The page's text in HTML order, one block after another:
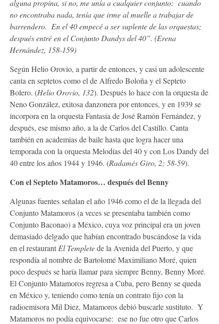
alguna propina, si no, me unía a cualquier conjunto: cuando
no encontraba nada, tenía que irme al muelle a trabajar de
barrendero. En el 40 empecé a ser suplente de las orquestas;
después entré en el Conjunto Dandys del 40”. (Erena
Hernández, 158-159)
Según Helio Orovio, a partir de entonces, y casi un adolescente
canta en septetos como el de Alfredo Boloña y el Septeto
Bolero. (Helio Orovio, 132). Después lo hace con la orquesta de
Neno González, exitosa danzonera por entonces, y en 1939 se
incorpora en la orquesta Fantasía de José Ramón Fernández, y
después, ese mismo año, a la de Carlos del Castillo. Canta
también en academias de baile hasta que logra hacer una
temporada con la orquesta Melodías del 40 y con Los Dandy del
40 entre los años 1944 y 1946. (Radamés Giro, 2; 58-59).
Con el Septeto Matamoros… después del Benny
Algunas fuentes señalan el año 1946 como el de la llegada del
Conjunto Matamoros (a veces se presentaba también como
Conjunto Baconao) a México, cuya voz principal era un joven
demasiado delgado que habían encontrado buscándose la vida
en el restaurantEl Templetede la Avenida del Puerto, y que
respondía al nombre de Bartolomé Maximiliano Moré, quien
poco después se haría llamar para siempre Benny, Benny Moré.
El Conjunto Matamoros regresa a Cuba, pero Benny se queda
en México y, teniendo como tenía un contrato fijo con la
radioemisora Mil Diez, Matamoros debió buscarle sustituto. Y
Matamoros no podía equivocarse: ese no fue otro que Carlos